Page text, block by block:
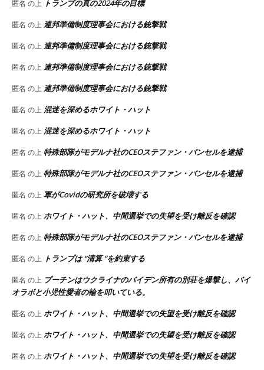
匿名 の上 トランプの真の2024年の目標
匿名 の上連邦準備制度理事会における銃撃戦
匿名 の上連邦準備制度理事会における銃撃戦
匿名 の上連邦準備制度理事会における銃撃戦
匿名 の上連邦準備制度理事会における銃撃戦
匿名 の上 混迷を深めるホワイト・ハット
匿名 の上 混迷を深めるホワイト・ハット
匿名 の上特殊部隊がモデルナ社のCEOステファン・バンセルを逮捕
匿名 の上特殊部隊がモデルナ社のCEOステファン・バンセルを逮捕
匿名 の上軍がCovidの研究所を破壊する
匿名 の上ホワイト・ハット、中間選挙での失望を受け離反を確認
匿名 の上特殊部隊がモデルナ社のCEOステファン・バンセルを逮捕
匿名 の上 トランプは “清算 “を約束する
匿名 の上 プーチンはウクライナのバイデン所有の別荘を爆撃し、バイ
オラボと小児性愛者の輪を叩いている。
匿名 の上ホワイト・ハット、中間選挙での失望を受け離反を確認
匿名 の上ホワイト・ハット、中間選挙での失望を受け離反を確認
匿名 の上ホワイト・ハット、中間選挙での失望を受け離反を確認